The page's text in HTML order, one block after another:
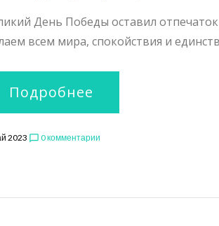
День Победы оставил
всем мира, спокойствия и
Подробнее
2023 chat_bubble_outline 0 комментарии